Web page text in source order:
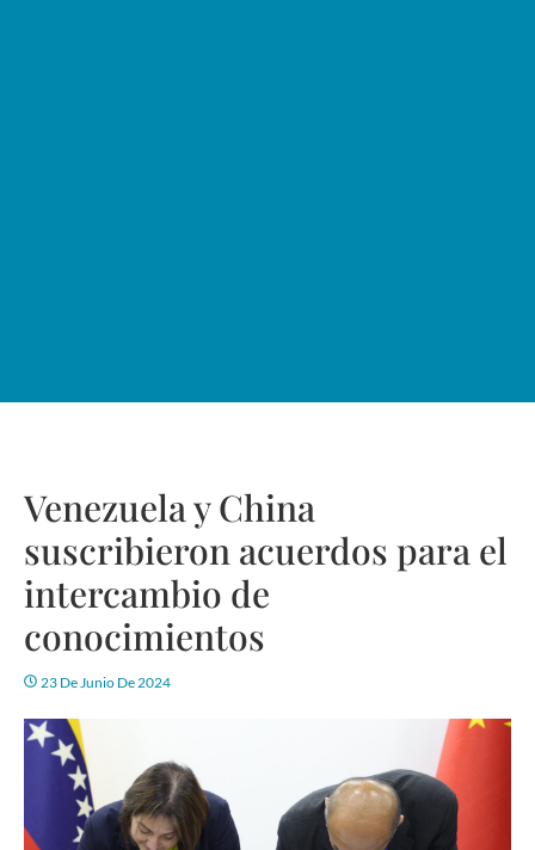
Venezuela y China
suscribieron acuerdos para el
intercambio de
conocimientos
23 De Junio De 2024